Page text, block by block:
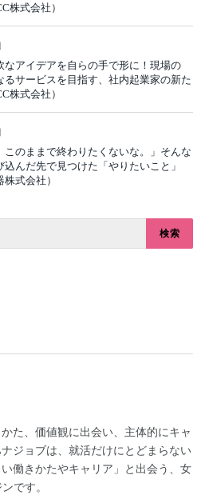
株式会社）
なアイデアを自らの手で形に！現場の
るサービスを目指す、社内起業家の新た
株式会社）
このままで終わりたくないな。」そんな
込んだ先で見つけた「やりたいこと」
株式会社）
た、価値観に出会い、主体的にキャ
ジョブは、就活だけにとどまらない
働きかたやキャリア」と出会う、女
です。